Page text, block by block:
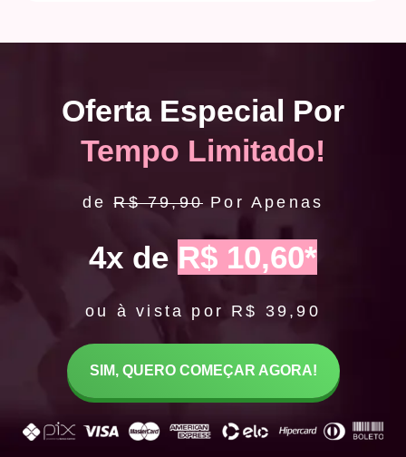
Oferta Especial Por
Tempo Limitado!
deR$ 79,90 Por Apenas
4x de R$ 10,60*
ou à vista por R$ 39,90
SIM, QUERO COMEÇAR AGORA!